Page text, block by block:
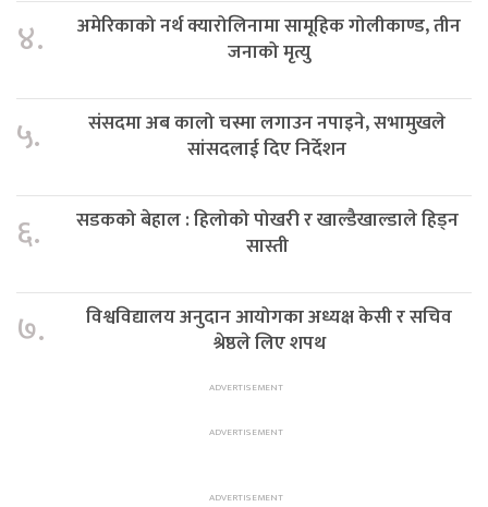
४.
अमेरिकाको नर्थ क्यारोलिनामा सामूहिक गोलीकाण्ड, तीन
जनाको मृत्यु
५.
संसदमा अब कालो चस्मा लगाउन नपाइने, सभामुखले
सांसदलाई दिए निर्देशन
६.
सडकको बेहाल : हिलोको पोखरी र खाल्डैखाल्डाले हिड्न
सास्ती
७.
विश्वविद्यालय अनुदान आयोगका अध्यक्ष केसी र सचिव
श्रेष्ठले लिए शपथ